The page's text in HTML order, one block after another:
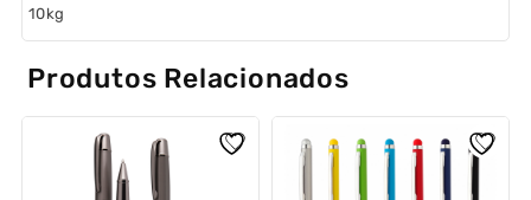
10kg
Produtos Relacionados